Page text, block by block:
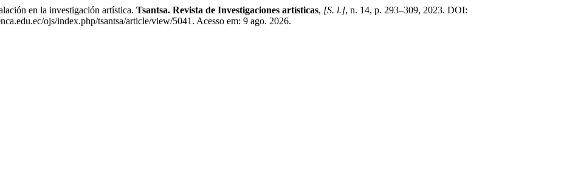
en la investigación artística. Tsantsa. Revista de Investigaciones artísticas, [S. l.], n. 14, p. 293–309, 2023. DOI:
ojs/index.php/tsantsa/article/view/5041. Acesso em: 9 ago. 2026.